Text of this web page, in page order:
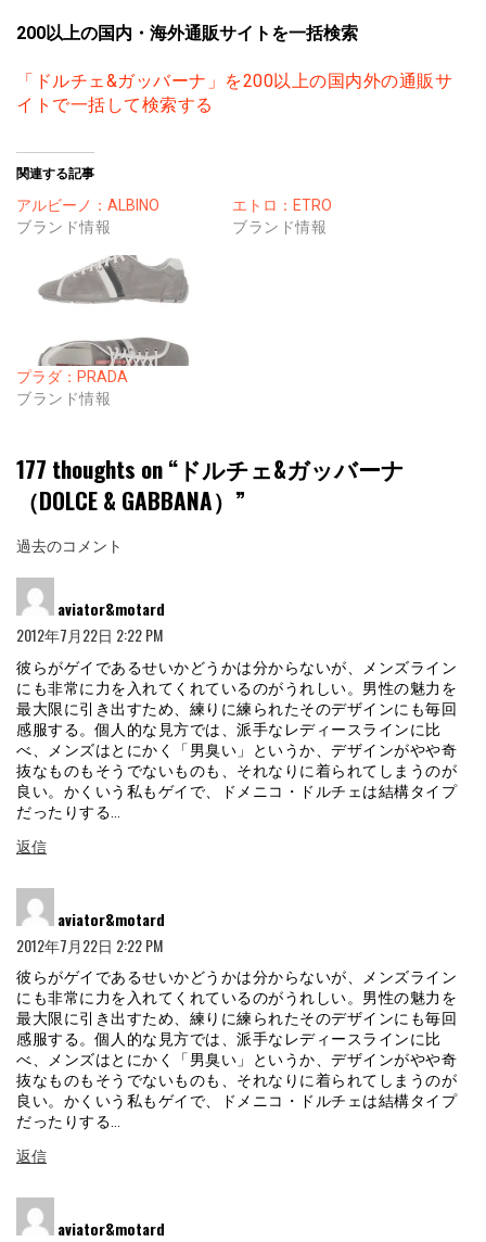
200以上の国内・海外通販サイトを一括検索
「ドルチェ&ガッバーナ」を200以上の国内外の通販サ
イトで一括して検索する
関連する記事
アルビーノ：ALBINO
ブランド情報
エトロ：ETRO
ブランド情報
プラダ：PRADA
ブランド情報
177 thoughts on “ ドルチェ&ガッバーナ
（DOLCE & GABBANA） ”
コ
メ
ン
ト
ナ
ビ
ゲ
ー
シ
ョ
ン
過去のコメント
aviator&motard
2012年7月22日 2:22 PM
彼らがゲイであるせいかどうかは分からないが、メンズライン
にも非常に力を入れてくれているのがうれしい。男性の魅力を
最大限に引き出すため、練りに練られたそのデザインにも毎回
感服する。個人的な見方では、派手なレディースラインに比
べ、メンズはとにかく「男臭い」というか、デザインがやや奇
抜なものもそうでないものも、それなりに着られてしまうのが
良い。かくいう私もゲイで、ドメニコ・ドルチェは結構タイプ
だったりする…
返信
aviator&motard
2012年7月22日 2:22 PM
彼らがゲイであるせいかどうかは分からないが、メンズライン
にも非常に力を入れてくれているのがうれしい。男性の魅力を
最大限に引き出すため、練りに練られたそのデザインにも毎回
感服する。個人的な見方では、派手なレディースラインに比
べ、メンズはとにかく「男臭い」というか、デザインがやや奇
抜なものもそうでないものも、それなりに着られてしまうのが
良い。かくいう私もゲイで、ドメニコ・ドルチェは結構タイプ
だったりする…
返信
aviator&motard